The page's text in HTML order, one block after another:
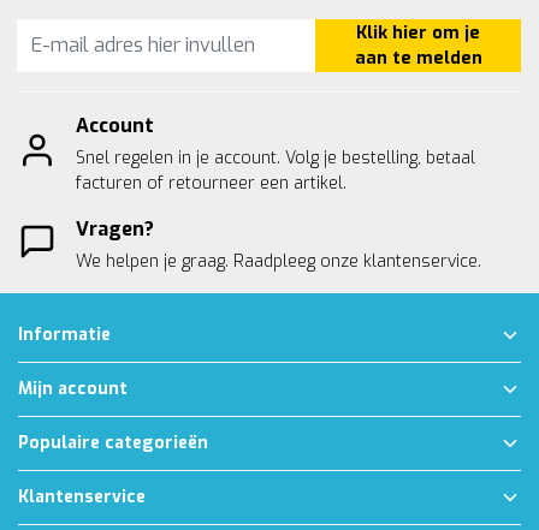
Klik hier om je
aan te melden
Account
Snel regelen in je account. Volg je bestelling, betaal
facturen of retourneer een artikel.
Vragen?
We helpen je graag. Raadpleeg onze klantenservice.
Informatie
Mijn account
Populaire categorieën
Klantenservice